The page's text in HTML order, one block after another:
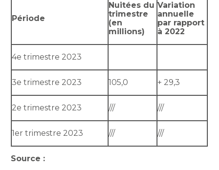
Période
Nuitées du
trimestre
(en
millions)
Variation
annuelle
par rapport
à 2022
4e trimestre 2023
3e trimestre 2023 105,0 + 29,3
2e trimestre 2023 /// ///
1er trimestre 2023 /// ///
Source :